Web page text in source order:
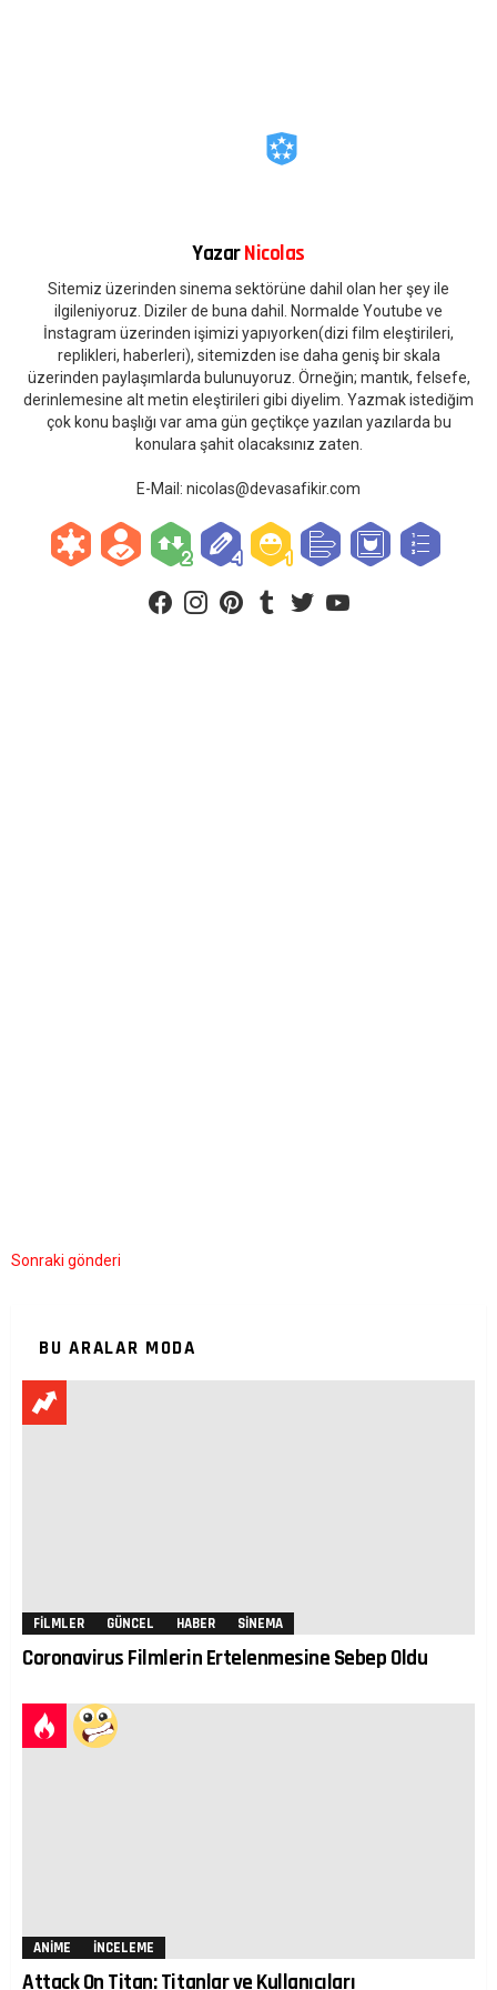
YazarNicolas
Sitemiz üzerinden sinema sektörüne dahil olan her şey ile
ilgileniyoruz. Diziler de buna dahil. Normalde Youtube ve
İnstagram üzerinden işimizi yapıyorken(dizi film eleştirileri,
replikleri, haberleri), sitemizden ise daha geniş bir skala
üzerinden paylaşımlarda bulunuyoruz. Örneğin; mantık, felsefe,
derinlemesine alt metin eleştirileri gibi diyelim. Yazmak istediğim
çok konu başlığı var ama gün geçtikçe yazılan yazılarda bu
konulara şahit olacaksınız zaten.
E-Mail: nicolas@devasafikir.com
facebookinstagrampinterest
Sonraki gönderi
BU ARALAR MODA
FILMLER GÜNCEL HABER SINEMA
Coronavirus Filmlerin Ertelenmesine Sebep Oldu
ANIME İNCELEME
Attack On Titan: Titanlar ve Kullanıcıları